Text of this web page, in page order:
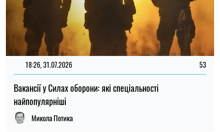
06.08.26
інвалідністю: у Чернігівській області
приймають заявки на допомогу
06.08.26
Субсидію на тверде паливо не
продовжують автоматично: актуальні
08:30
06.08.26
Виплати пенсіонерам зі статусом ВПО:
чи впливає офіційна робота на
продовження допомоги